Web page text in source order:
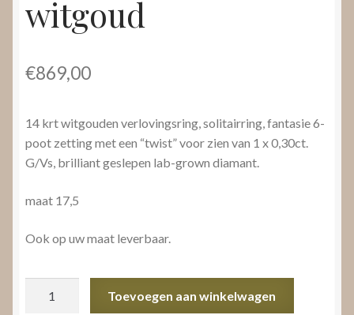
witgoud
€869,00
14 krt witgouden verlovingsring, solitairring, fantasie 6-
poot zetting met een “twist” voor zien van 1 x 0,30ct.
G/Vs, brilliant geslepen lab-grown diamant.
maat 17,5
Ook op uw maat leverbaar.
Toevoegen aan winkelwagen